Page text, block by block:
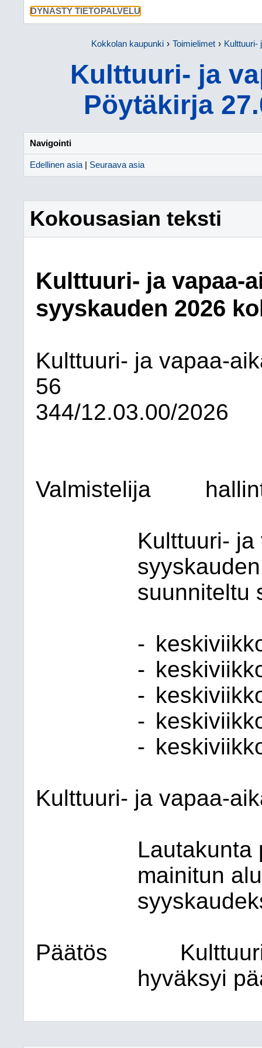
DYNASTY TIETOPALVELU
Kokkolan kaupunki Toimielimet Kulttuuri-
Kulttuuri- ja
Pöytäkirja
Navigointi
Edellinen asia Seuraava asia
Kokousasian teksti
Kulttuuri- ja vapaa-
syyskauden 2026
Kulttuuri- ja vapaa-
56
344/12.03.00/2026
Valmistelija
Kulttuuri-
suunniteltu
-
-
-
-
-
Kulttuuri- ja vapaa-
Lautakunta
mainitun
Päätös
hyväksyi